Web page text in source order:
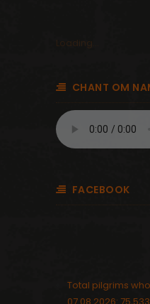
Loading...
CHANT OM
FACEBOOK
Total pilgrims